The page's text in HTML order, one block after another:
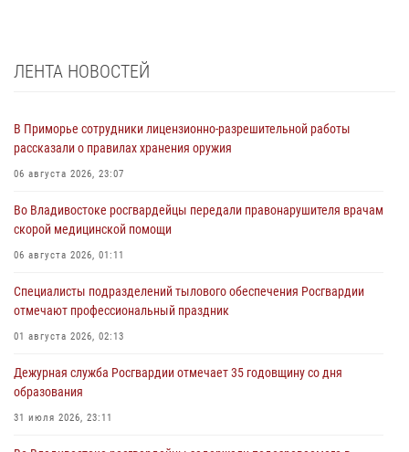
ЛЕНТА НОВОСТЕЙ
В Приморье сотрудники лицензионно-разрешительной работы
рассказали о правилах хранения оружия
06 августа 2026, 23:07
Во Владивостоке росгвардейцы передали правонарушителя врачам
скорой медицинской помощи
06 августа 2026, 01:11
Специалисты подразделений тылового обеспечения Росгвардии
отмечают профессиональный праздник
01 августа 2026, 02:13
Дежурная служба Росгвардии отмечает 35 годовщину со дня
образования
31 июля 2026, 23:11